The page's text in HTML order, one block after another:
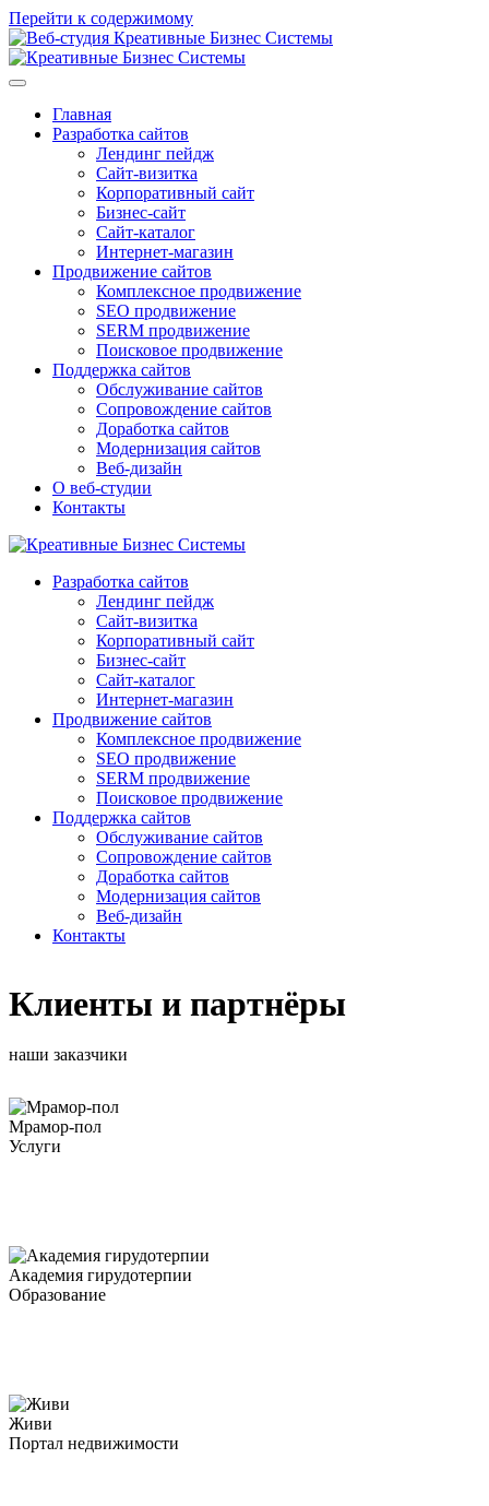
Перейти к содержимому
Главная
Разработка сайтов
Лендинг пейдж
Сайт-визитка
Корпоративный сайт
Бизнес-сайт
Сайт-каталог
Интернет-магазин
Продвижение сайтов
Комплексное продвижение
SEO продвижение
SERM продвижение
Поисковое продвижение
Поддержка сайтов
Обслуживание сайтов
Сопровождение сайтов
Доработка сайтов
Модернизация сайтов
Веб-дизайн
О веб-студии
Контакты
Разработка сайтов
Лендинг пейдж
Сайт-визитка
Корпоративный сайт
Бизнес-сайт
Сайт-каталог
Интернет-магазин
Продвижение сайтов
Комплексное продвижение
SEO продвижение
SERM продвижение
Поисковое продвижение
Поддержка сайтов
Обслуживание сайтов
Сопровождение сайтов
Доработка сайтов
Модернизация сайтов
Веб-дизайн
Контакты
Клиенты и партнёры
наши заказчики
Мрамор-пол
Услуги
Академия гирудотерпии
Образование
Живи
Портал недвижимости